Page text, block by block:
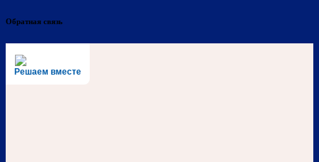
Обратная связь
Решаем вместе